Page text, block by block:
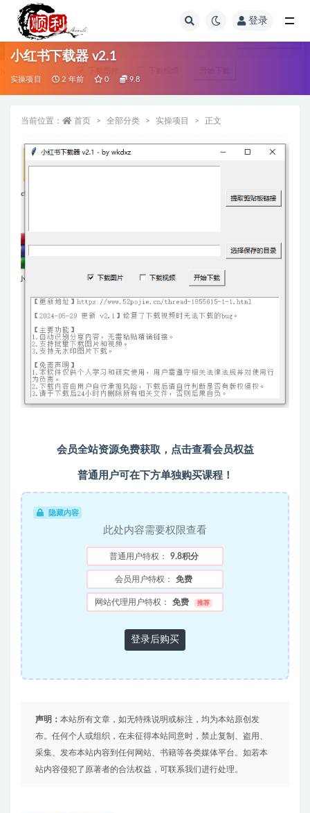
登录
小红书下载器 v2.1
实操项目 2 年前 0 9.8
当前位置： 首页 全部分类 实操项目 正文
会员全站资源免费获取， 点击查看会员权益
普通用户可在下方单独购买课程！
隐藏内容
此处内容需要权限查看
普通用户特权： 9.8积分
会员用户特权： 免费
网站代理用户特权： 免费 推荐
登录后购买
声明： 本站所有文章，如无特殊说明或标注，均为本站原创发
布。任何个人或组织，在未征得本站同意时，禁止复制、盗用、
采集、发布本站内容到任何网站、书籍等各类媒体平台。如若本
站内容侵犯了原著者的合法权益，可联系我们进行处理。
全部